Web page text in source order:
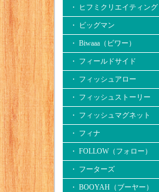
・ ヒフミクリエイティング
・ ビッグマン
・ Biwaaa（ビワー）
・ フィールドサイド
・ フィッシュアロー
・ フィッシュストーリー
・ フィッシュマグネット
・ フィナ
・ FOLLOW（フォロー）
・ フーターズ
・ BOOYAH（ブーヤー）